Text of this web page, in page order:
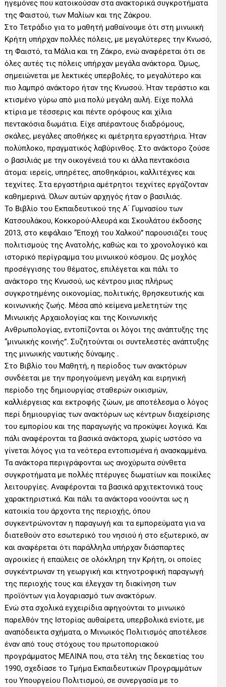
ηγεµόνες που κατοικούσαν στα ανακτορικά συγκροτήµατα
της Φαιστού, των Μαλίων και της Ζάκρου.
Στο Τετράδιο για το μαθητή μαθαίνουμε ότι στη μινωική
Κρήτη υπήρχαν πολλές πόλεις, με μεγαλύτερες την Κνωσό,
τη Φαιστό, τα Μάλια και τη Ζάκρο, ενώ αναφέρεται ότι σε
όλες αυτές τις πόλεις υπήρχαν μεγάλα ανάκτορα. Όμως,
σημειώνεται με λεκτικές υπερβολές, το μεγαλύτερο και
πιο λαμπρό ανάκτορο ήταν της Κνωσού. Ήταν τεράστιο και
κτισμένο γύρω από μια πολύ μεγάλη αυλή. Είχε πολλά
κτίρια με τέσσερις και πέντε ορόφους και χίλια
πεντακόσια δωμάτια. Είχε απέραντους διαδρόμους,
σκάλες, μεγάλες αποθήκες κι αμέτρητα εργαστήρια. Ήταν
πολύπλοκο, πραγματικός λαβύρινθος. Στο ανάκτορο ζούσε
ο βασιλιάς με την οικογένειά του κι άλλα πεντακόσια
άτομα: ιερείς, υπηρέτες, αποθηκάριοι, καλλιτέχνες και
τεχνίτες. Στα εργαστήρια αμέτρητοι τεχνίτες εργάζονταν
καθημερινά. Όλων αυτών αρχηγός ήταν ο βασιλιάς.
Το Βιβλίο του Εκπαιδευτικού της Α΄ Γυμνασίου των
Κατσουλάκου, Κοκκορού-Αλευρά και Σκουλάτου έκδοσης
2013, στο κεφάλαιο “Εποχή του Χαλκού” παρουσιάζει τους
πολιτισμούς της Ανατολής, καθώς και το χρονολογικό και
ιστορικό περίγραμμα του μινωικού κόσμου. Ως μοχλός
προσέγγισης του θέματος, επιλέγεται και πάλι το
ανάκτορο της Κνωσού, ως κέντρου μιας πλήρως
συγκροτημένης οικονομίας, πολιτικής, θρησκευτικής και
κοινωνικής ζωής. Μέσα από κείμενα μελετητών της
Μινωικής Αρχαιολογίας και της Κοινωνικής
Ανθρωπολογίας, εντοπίζονται οι λόγοι της ανάπτυξης της
“μινωικής κοινής”. Συζητούνται οι συντελεστές ανάπτυξης
της μινωικής ναυτικής δύναμης .
Στο Βιβλίο του Μαθητή, η περίοδος των ανακτόρων
συνδέεται με την προηγούμενη μεγάλη και ειρηνική
περίοδο της δημιουργίας σταθερών οικισμών,
καλλιέργειας και εκτροφής ζώων, με αποτέλεσμα ο λόγος
περί δημιουργίας των ανακτόρων ως κέντρων διαχείρισης
του εμπορίου και της παραγωγής να προκύψει λογικά. Και
πάλι αναφέρονται τα βασικά ανάκτορα, χωρίς ωστόσο να
γίνεται λόγος για τα νεότερα εντοπισμένα ή ανασκαμμένα.
Τα ανάκτορα περιγράφονται ως ανοχύρωτα σύνθετα
συγκροτήματα με πολλές πτέρυγες δωματίων και ποικίλες
λειτουργίες. Αναφέρονται τα βασικά αρχιτεκτονικά τους
χαρακτηριστικά. Και πάλι τα ανάκτορα νοούνται ως η
κατοικία του άρχοντα της περιοχής, όπου
συγκεντρώνονταν η παραγωγή και τα εμπορεύματα για να
διατεθούν στο εσωτερικό του νησιού ή στο εξωτερικό, αν
και αναφέρεται ότι παράλληλα υπήρχαν διάσπαρτες
αγροικίες ή επαύλεις σε ολόκληρη την Κρήτη, οι οποίες
συγκέντρωναν τη γεωργική και κτηνοτροφική παραγωγή
της περιοχής τους και έλεγχαν τη διακίνηση των
προϊόντων για λογαριασμό των ανακτόρων.
Ενώ στα σχολικά εγχειρίδια αφηγούνται το μινωικό
παρελθόν της Ιστορίας αυθαίρετα, υπερβολικά ενίοτε, με
αναπόδεικτα σχήματα, ο Μινωικός Πολιτισμός αποτέλεσε
έναν από τους στόχους του πρωτοποριακού
προγράμματος ΜΕΛΙΝΑ που, στα τέλη της δεκαετίας του
1990, σχεδίασε το Τμήμα Εκπαιδευτικών Προγραμμάτων
του Υπουργείου Πολιτισμού, σε συνεργασία με το